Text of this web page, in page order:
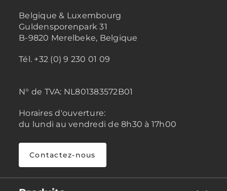
Belgique & Luxembourg
Guldensporenpark 31
B-9820 Merelbeke, Belgique
Tél. +32 (0) 9 230 01 09
N° de TVA: NL801383572B01
Horaires d'ouverture:
du lundi au vendredi de 8h30 à 17h00
Contactez-nous